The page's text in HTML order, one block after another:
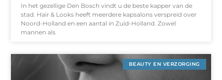
In het gezellige Den Bosch vindt u de beste kapper van de
stad. Hair & Looks heeft meerdere kapsalons verspreid over
Noord-Holland en een aantal in Zuid-Holland. Zowel
mannen als
BEAUTY EN VERZORGING